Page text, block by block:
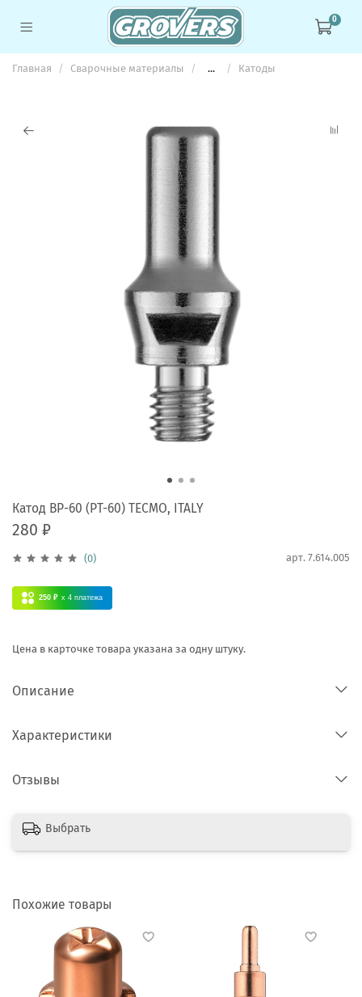
0
Главная Сварочные материалы ... Катоды
(0) арт. 7.614.005
Катод BP-60 (PT-60) TECMO, ITALY
280 ₽
250 ₽ x 4 платежа
Цена в карточке товара указана за одну штуку.
Описание
Характеристики
Отзывы
Выбрать
Похожие товары